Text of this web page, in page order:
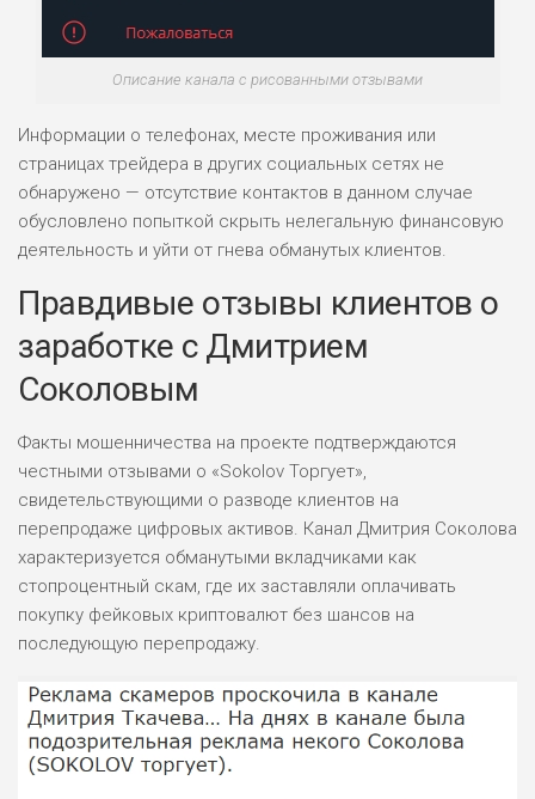
Описание канала с рисованными отзывами
Информации о телефонах, месте проживания или
страницах трейдера в других социальных сетях не
обнаружено — отсутствие контактов в данном случае
обусловлено попыткой скрыть нелегальную финансовую
деятельность и уйти от гнева обманутых клиентов.
Правдивые отзывы клиентов о
заработке с Дмитрием
Соколовым
Факты мошенничества на проекте подтверждаются
честными отзывами о «Sokolov Торгует»,
свидетельствующими о разводе клиентов на
перепродаже цифровых активов. Канал Дмитрия Соколова
характеризуется обманутыми вкладчиками как
стопроцентный скам, где их заставляли оплачивать
покупку фейковых криптовалют без шансов на
последующую перепродажу.